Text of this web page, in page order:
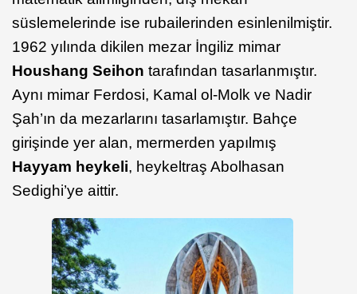
süslemelerinde ise rubailerinden esinlenilmiştir.
1962 yılında dikilen mezar İngiliz mimar
Houshang Seihon tarafından tasarlanmıştır.
Aynı mimar Ferdosi, Kamal ol-Molk ve Nadir
Şah’ın da mezarlarını tasarlamıştır. Bahçe
girişinde yer alan, mermerden yapılmış
Hayyam heykeli, heykeltraş Abolhasan
Sedighi’ye aittir.